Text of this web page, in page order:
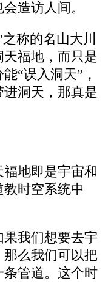
造访人间。
称的名山大川
福地，而只是
“误入洞天”，
洞天，那真是
地即是宇宙和
时空系统中
我们想要去宇
么我们可以把
管道。这个时